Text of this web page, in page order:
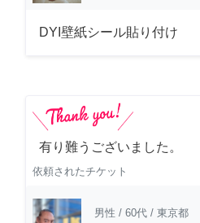
DYI壁紙シール貼り付け
有り難うございました。
依頼されたチケット
男性 / 60代 / 東京都